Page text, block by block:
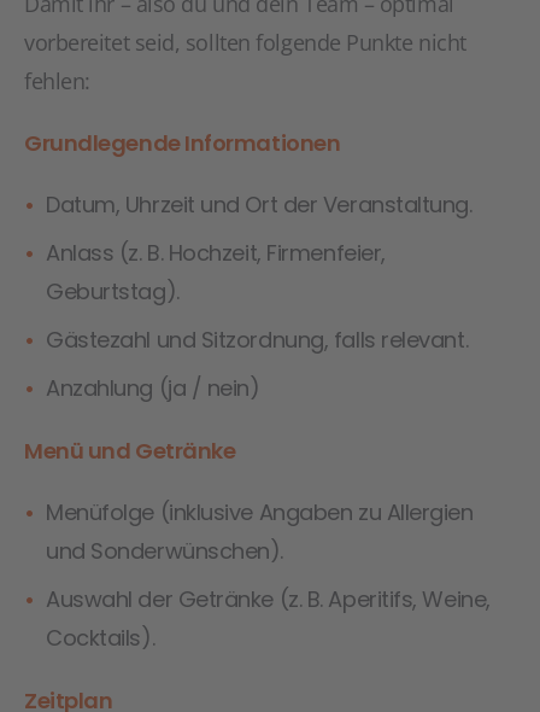
vorbereitet seid, sollten folgende Punkte nicht
fehlen:
Grundlegende Informationen
Datum, Uhrzeit und Ort der Veranstaltung.
Anlass (z. B. Hochzeit, Firmenfeier,
Geburtstag).
Gästezahl und Sitzordnung, falls relevant.
Anzahlung (ja / nein)
Menü und Getränke
Menüfolge (inklusive Angaben zu Allergien
und Sonderwünschen).
Auswahl der Getränke (z. B. Aperitifs, Weine,
Cocktails).
Zeitplan